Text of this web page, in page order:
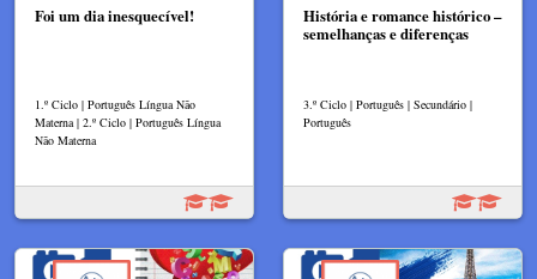
Foi um dia inesquecível!
1.º Ciclo | Português Língua Não
Materna | 2.º Ciclo | Português Língua
Não Materna
História e romance histórico –
semelhanças e diferenças
3.º Ciclo | Português | Secundário |
Português